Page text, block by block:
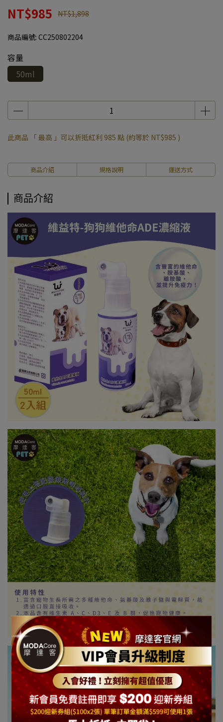
NT$985 NT$1,898
商品編號: CC250802204
容量
50ml
此商品 「 最高 」可以折抵紅利 985 點 (約等於 NT$985 )
商品介紹 規格說明 運送方式
商品介紹